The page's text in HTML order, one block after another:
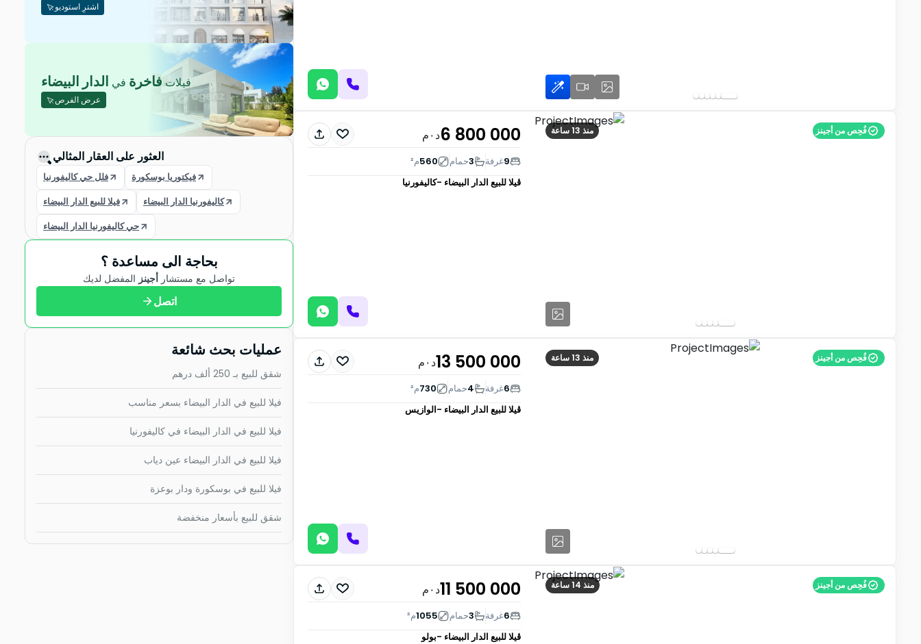
منذ 13 ساعة فُحِص من أجينز 6 800 000د٠م
9غرفة 3حمام 560م²
ڤيلا للبيع الدار البيضاء -كاليفورنيا
منذ 13 ساعة فُحِص من أجينز 13 500 000د٠م
6غرفة 4حمام 730م²
ڤيلا للبيع الدار البيضاء -الوازيس
منذ 14 ساعة فُحِص من أجينز 11 500 000د٠م
6غرفة 3حمام 1055م²
ڤيلا للبيع الدار البيضاء -بولو
اشترِ استوديو
فيلات فاخرة في الدار البيضاء
عرض الفرص
العثور على العقار المثالي
فلل حي كاليفورنيا
فيكتوريا بوسكورة
فيلا للبيع الدار البيضاء
كاليفورنيا الدار البيضاء
حي كاليفورنيا الدار البيضاء
بحاجة الى مساعدة ؟
تواصل مع مستشار أجينز المفضل لديك
اتصل
عمليات بحث شائعة
شقق للبيع بـ 250 ألف درهم
فيلا للبيع في الدار البيضاء بسعر مناسب
فيلا للبيع في الدار البيضاء في كاليفورنيا
فيلا للبيع في الدار البيضاء عين دياب
فيلا للبيع في بوسكورة ودار بوعزة
شقق للبيع بأسعار منخفضة